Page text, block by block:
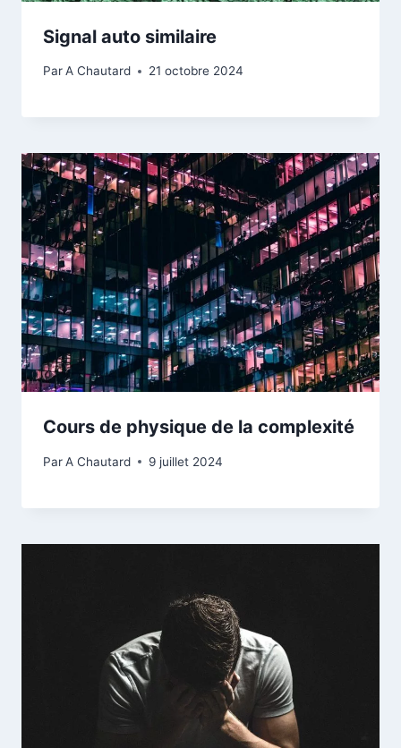
Signal auto similaire
ParA Chautard 21 octobre 2024
Cours de physique de la complexité
ParA Chautard 9 juillet 2024